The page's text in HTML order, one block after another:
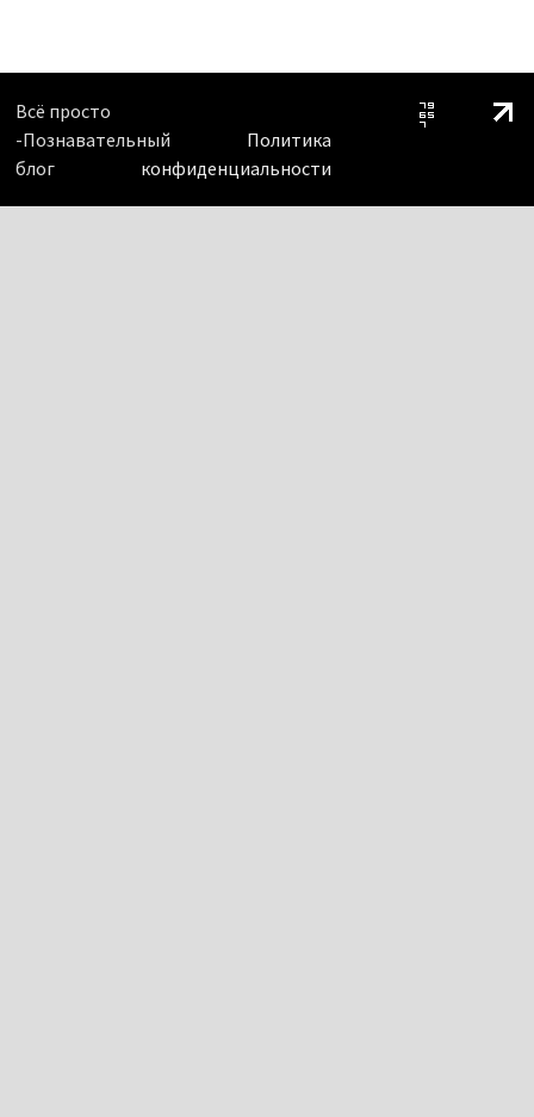
Всё просто
-Познавательный
блог
Политика
конфиденциальности